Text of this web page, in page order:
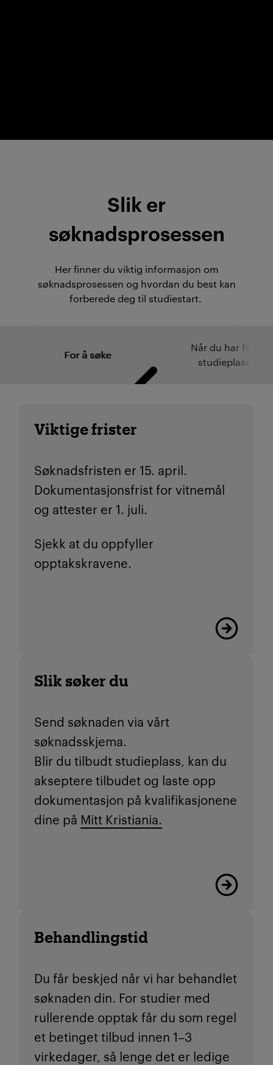
Slik er
søknadsprosessen
Her finner du viktig informasjon om
søknadsprosessen og hvordan du best kan
forberede deg til studiestart.
For å søke
Når du har fått
studieplass
Viktige frister
Søknadsfristen er 15. april.
Dokumentasjonsfrist for vitnemål
og attester er 1. juli.
Sjekk at du oppfyller
opptakskravene.
Viktige
Slik søker du
Send søknaden via vårt
søknadsskjema.
Blir du tilbudt studieplass, kan du
akseptere tilbudet og laste opp
dokumentasjon på kvalifikasjonene
dine på Mitt Kristiania.
Les mer
Behandlingstid
Du får beskjed når vi har behandlet
søknaden din. For studier med
rullerende opptak får du som regel
et betinget tilbud innen 1–3
virkedager, så lenge det er ledige